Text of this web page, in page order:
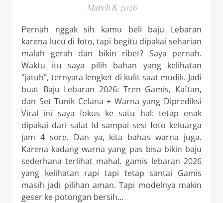
March 8, 2026
Pernah nggak sih kamu beli baju Lebaran
karena lucu di foto, tapi begitu dipakai seharian
malah gerah dan bikin ribet? Saya pernah.
Waktu itu saya pilih bahan yang kelihatan
“jatuh”, ternyata lengket di kulit saat mudik. Jadi
buat Baju Lebaran 2026: Tren Gamis, Kaftan,
dan Set Tunik Celana + Warna yang Diprediksi
Viral ini saya fokus ke satu hal: tetap enak
dipakai dari salat Id sampai sesi foto keluarga
jam 4 sore. Dan ya, kita bahas warna juga.
Karena kadang warna yang pas bisa bikin baju
sederhana terlihat mahal. gamis lebaran 2026
yang kelihatan rapi tapi tetap santai Gamis
masih jadi pilihan aman. Tapi modelnya makin
geser ke potongan bersih…